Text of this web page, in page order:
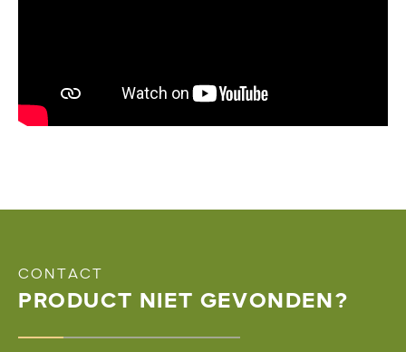
CONTACT
PRODUCT NIET GEVONDEN?